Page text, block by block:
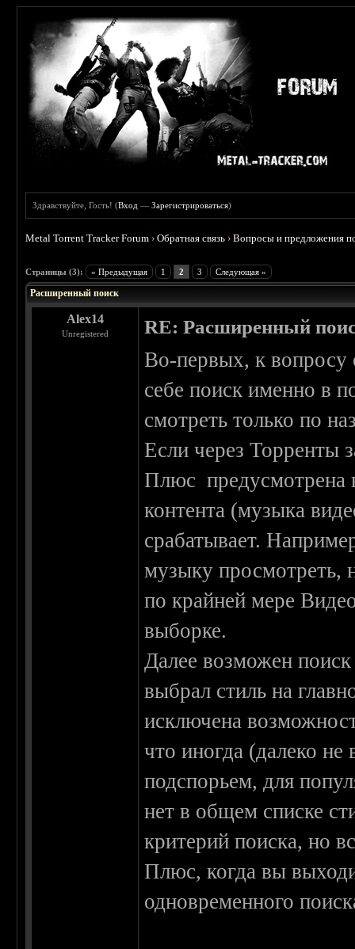
Здравствуйте, Гость! (Вход —Зарегистрироваться)
Metal Torrent Tracker Forum ›Обратная связь ›Вопросы и предложения
Страницы (3): « Предыдущая 1 2 3 Следующая »
Расширенный поиск
Alex14
Unregistered RE: Расширенный
Во-первых, к
себе поиск именно в
смотреть только по
Если через Торренты
Плюс предусмотрена
контента (музыка
срабатывает.
музыку просмотреть,
по крайней мере
выборке.
Далее возможен
выбрал стиль на
исключена
что иногда (далеко
подспорьем, для
нет в общем списке
критерий поиска, но
Плюс, когда вы
одновременного